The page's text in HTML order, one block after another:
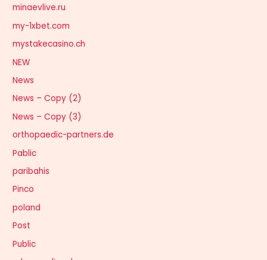
minaevlive.ru
my-1xbet.com
mystakecasino.ch
NEW
News
News – Copy (2)
News – Copy (3)
orthopaedic-partners.de
Pablic
paribahis
Pinco
poland
Post
Public